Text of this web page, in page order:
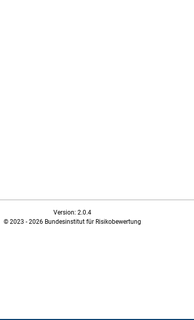
Version: 2.0.4
© 2023 - 2026 Bundesinstitut für Risikobewertung